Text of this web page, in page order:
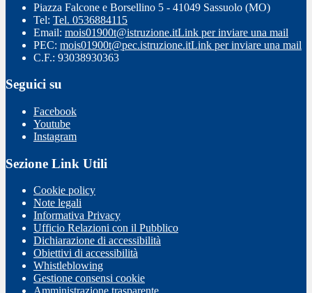
Piazza Falcone e Borsellino 5 - 41049 Sassuolo (MO)
Tel: Tel. 0536884115
Email: mois01900t@istruzione.itLink per inviare una mail
PEC: mois01900t@pec.istruzione.itLink per inviare una mail
C.F.: 93038930363
Seguici su
Facebook
Youtube
Instagram
Sezione Link Utili
Cookie policy
Note legali
Informativa Privacy
Ufficio Relazioni con il Pubblico
Dichiarazione di accessibilità
Obiettivi di accessibilità
Whistleblowing
Gestione consensi cookie